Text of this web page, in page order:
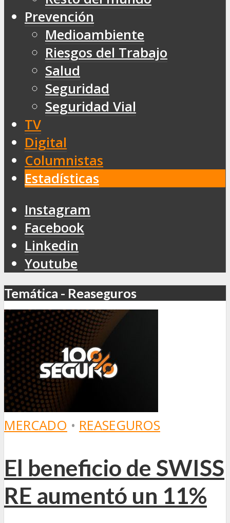
Prevención
Medioambiente
Riesgos del Trabajo
Salud
Seguridad
Seguridad Vial
TV
Digital
Columnistas
Estadísticas
Instagram
Facebook
Linkedin
Youtube
Temática - Reaseguros
MERCADO • REASEGUROS
El beneficio de SWISS
RE aumentó un 11%